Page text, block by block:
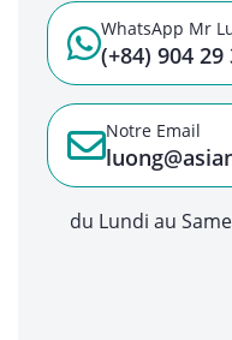
WhatsApp Mr
(+84) 904 29
Notre Email
du Lundi au